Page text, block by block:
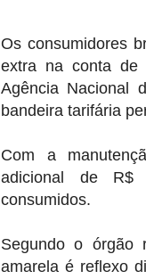
Os consumidores
extra na conta de
Agência Nacional
bandeira tarifária
Com a
adicional de R$
consumidos.
Segundo o órgão
amarela é reflexo